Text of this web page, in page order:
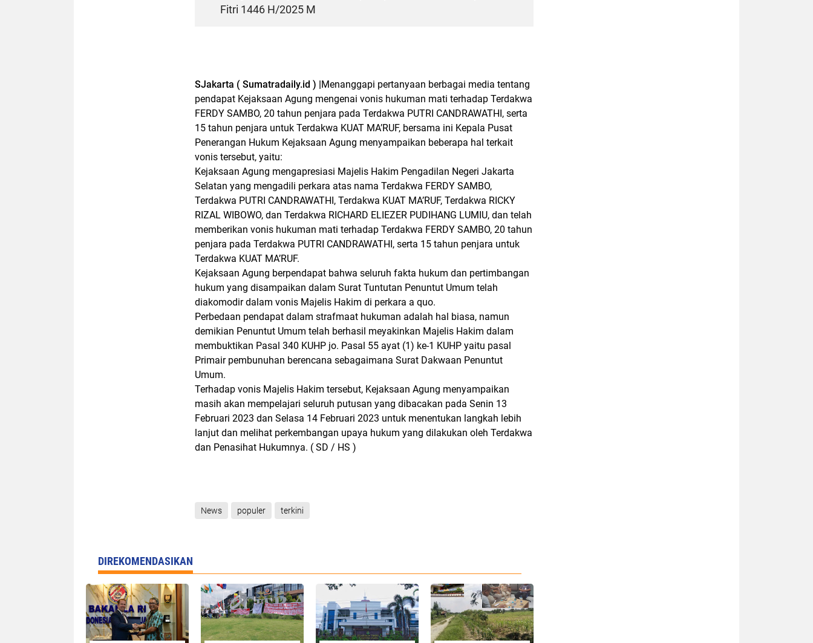
Fitri 1446 H/2025 M
SJakarta ( Sumatradaily.id ) |Menanggapi pertanyaan berbagai media tentang
pendapat Kejaksaan Agung mengenai vonis hukuman mati terhadap Terdakwa
FERDY SAMBO, 20 tahun penjara pada Terdakwa PUTRI CANDRAWATHI, serta
15 tahun penjara untuk Terdakwa KUAT MA’RUF, bersama ini Kepala Pusat
Penerangan Hukum Kejaksaan Agung menyampaikan beberapa hal terkait
vonis tersebut, yaitu:
Kejaksaan Agung mengapresiasi Majelis Hakim Pengadilan Negeri Jakarta
Selatan yang mengadili perkara atas nama Terdakwa FERDY SAMBO,
Terdakwa PUTRI CANDRAWATHI, Terdakwa KUAT MA’RUF, Terdakwa RICKY
RIZAL WIBOWO, dan Terdakwa RICHARD ELIEZER PUDIHANG LUMIU, dan telah
memberikan vonis hukuman mati terhadap Terdakwa FERDY SAMBO, 20 tahun
penjara pada Terdakwa PUTRI CANDRAWATHI, serta 15 tahun penjara untuk
Terdakwa KUAT MA’RUF.
Kejaksaan Agung berpendapat bahwa seluruh fakta hukum dan pertimbangan
hukum yang disampaikan dalam Surat Tuntutan Penuntut Umum telah
diakomodir dalam vonis Majelis Hakim di perkara a quo.
Perbedaan pendapat dalam strafmaat hukuman adalah hal biasa, namun
demikian Penuntut Umum telah berhasil meyakinkan Majelis Hakim dalam
membuktikan Pasal 340 KUHP jo. Pasal 55 ayat (1) ke-1 KUHP yaitu pasal
Primair pembunuhan berencana sebagaimana Surat Dakwaan Penuntut
Umum.
Terhadap vonis Majelis Hakim tersebut, Kejaksaan Agung menyampaikan
masih akan mempelajari seluruh putusan yang dibacakan pada Senin 13
Februari 2023 dan Selasa 14 Februari 2023 untuk menentukan langkah lebih
lanjut dan melihat perkembangan upaya hukum yang dilakukan oleh Terdakwa
dan Penasihat Hukumnya. ( SD / HS )
News populer terkini
DIREKOMENDASIKAN